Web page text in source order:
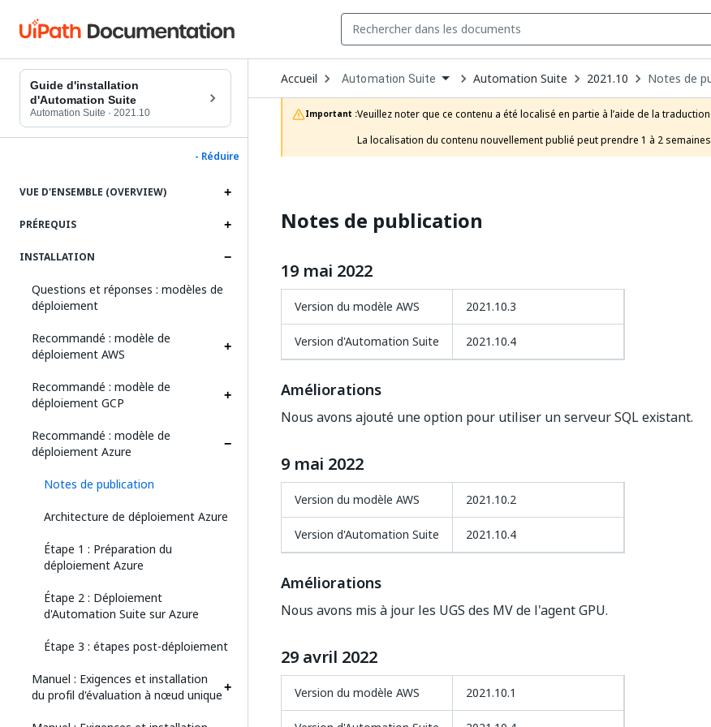
Guide d'installation
d'Automation Suite
Automation Suite · 2021.10
- Réduire
VUE D'ENSEMBLE (OVERVIEW)
PRÉREQUIS
INSTALLATION
Questions et réponses : modèles de
déploiement
Recommandé : modèle de
déploiement AWS
Recommandé : modèle de
déploiement GCP
Recommandé : modèle de
déploiement Azure
Notes de publication
Architecture de déploiement Azure
Étape 1 : Préparation du
déploiement Azure
Étape 2 : Déploiement
d'Automation Suite sur Azure
Étape 3 : étapes post-déploiement
Manuel : Exigences et installation
du profil d'évaluation à nœud unique
Accueil Open
Dropdown
to
choose
product
Automation Suite Automation Suite 2021.10 Notes de
Important :Veuillez noter que ce contenu a été localisé en partie à l’aide de la
La localisation du contenu nouvellement publié peut prendre 1 à 2
Notes de publication
19 mai 2022
Version du modèle AWS 2021.10.3
Version d'Automation Suite 2021.10.4
Améliorations
Nous avons ajouté une option pour utiliser un serveur SQL existant.
9 mai 2022
Version du modèle AWS 2021.10.2
Version d'Automation Suite 2021.10.4
Améliorations
Nous avons mis à jour les UGS des MV de l'agent GPU.
29 avril 2022
Version du modèle AWS 2021.10.1